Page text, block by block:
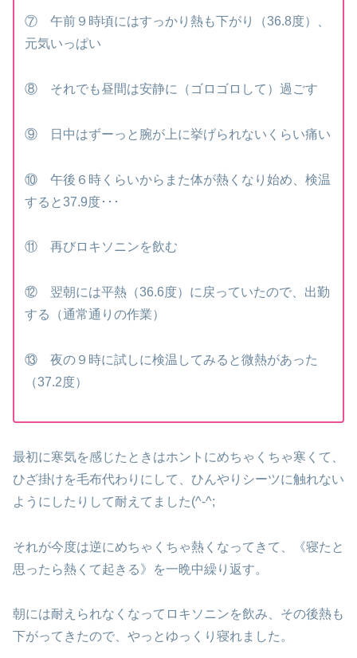
⑦ 午前９時頃にはすっかり熱も下がり（36.8度）、
元気いっぱい
⑧ それでも昼間は安静に（ゴロゴロして）過ごす
⑨ 日中はずーっと腕が上に挙げられないくらい痛い
⑩ 午後６時くらいからまた体が熱くなり始め、検温
すると37.9度･･･
⑪ 再びロキソニンを飲む
⑫ 翌朝には平熱（36.6度）に戻っていたので、出勤
する（通常通りの作業）
⑬ 夜の９時に試しに検温してみると微熱があった
（37.2度）
最初に寒気を感じたときはホントにめちゃくちゃ寒くて、
ひざ掛けを毛布代わりにして、ひんやりシーツに触れない
ようにしたりして耐えてました(^-^;
それが今度は逆にめちゃくちゃ熱くなってきて、《寝たと
思ったら熱くて起きる》を一晩中繰り返す。
朝には耐えられなくなってロキソニンを飲み、その後熱も
下がってきたので、やっとゆっくり寝れました。